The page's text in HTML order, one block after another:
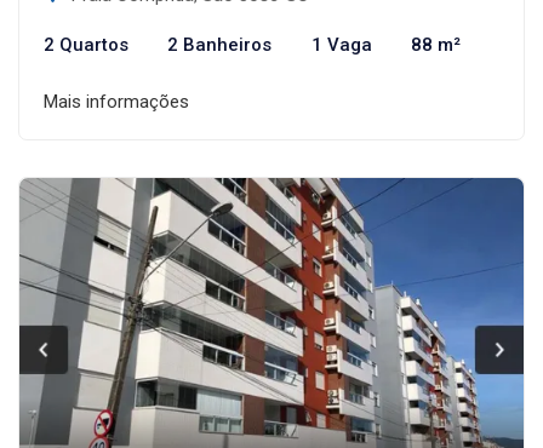
2 Quartos 2 Banheiros 1 Vaga 88 m²
Mais informações